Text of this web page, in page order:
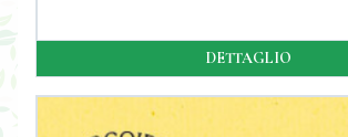
DETTAGLIO